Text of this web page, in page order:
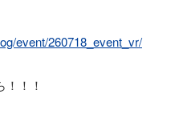
event/260718_event_vr/
！！